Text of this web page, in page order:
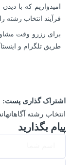
امیدواریم که با
فرآیند انتخاب رشته
برای رزرو وقت
طریق تلگرام و
اشتراک گذاری پست:
انتخاب رشته آگاهانه
پیام بگذارید